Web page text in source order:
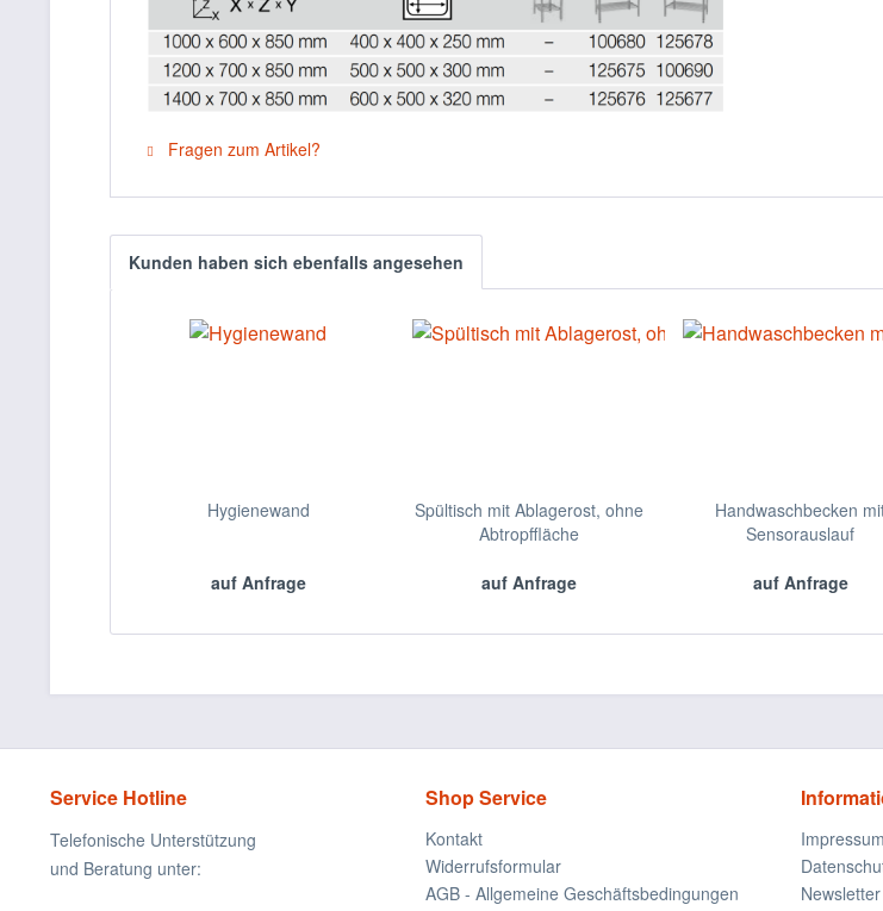
Fragen zum Artikel?
Kunden haben sich ebenfalls angesehen
Hygienewand
auf Anfrage
Spültisch mit Ablagerost, ohne
Abtropffläche
auf Anfrage
Handwaschbecken
Sensorauslauf
auf Anfrage
Service Hotline
Telefonische Unterstützung
und Beratung unter:
Shop Service
Kontakt
Widerrufsformular
AGB - Allgemeine Geschäftsbedingungen
Impressum
Newsletter